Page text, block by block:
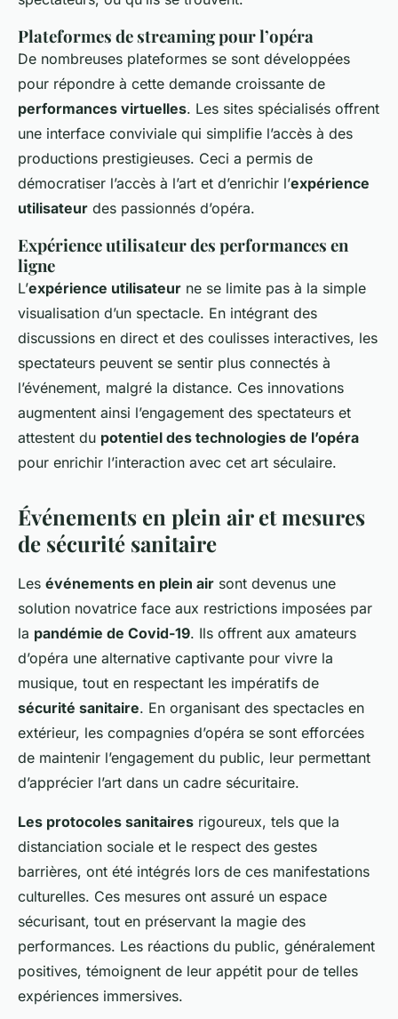
Plateformes de streaming pour l’opéra
De nombreuses plateformes se sont développées
pour répondre à cette demande croissante de
performances virtuelles. Les sites spécialisés offrent
une interface conviviale qui simplifie l’accès à des
productions prestigieuses. Ceci a permis de
démocratiser l’accès à l’art et d’enrichir l’expérience
utilisateur des passionnés d’opéra.
Expérience utilisateur des performances en
ligne
L’expérience utilisateur ne se limite pas à la simple
visualisation d’un spectacle. En intégrant des
discussions en direct et des coulisses interactives, les
spectateurs peuvent se sentir plus connectés à
l’événement, malgré la distance. Ces innovations
augmentent ainsi l’engagement des spectateurs et
attestent du potentiel des technologies de l’opéra
pour enrichir l’interaction avec cet art séculaire.
Événements en plein air et mesures
de sécurité sanitaire
Les événements en plein air sont devenus une
solution novatrice face aux restrictions imposées par
la pandémie de Covid-19. Ils offrent aux amateurs
d’opéra une alternative captivante pour vivre la
musique, tout en respectant les impératifs de
sécurité sanitaire. En organisant des spectacles en
extérieur, les compagnies d’opéra se sont efforcées
de maintenir l’engagement du public, leur permettant
d’apprécier l’art dans un cadre sécuritaire.
Les protocoles sanitaires rigoureux, tels que la
distanciation sociale et le respect des gestes
barrières, ont été intégrés lors de ces manifestations
culturelles. Ces mesures ont assuré un espace
sécurisant, tout en préservant la magie des
performances. Les réactions du public, généralement
positives, témoignent de leur appétit pour de telles
expériences immersives.